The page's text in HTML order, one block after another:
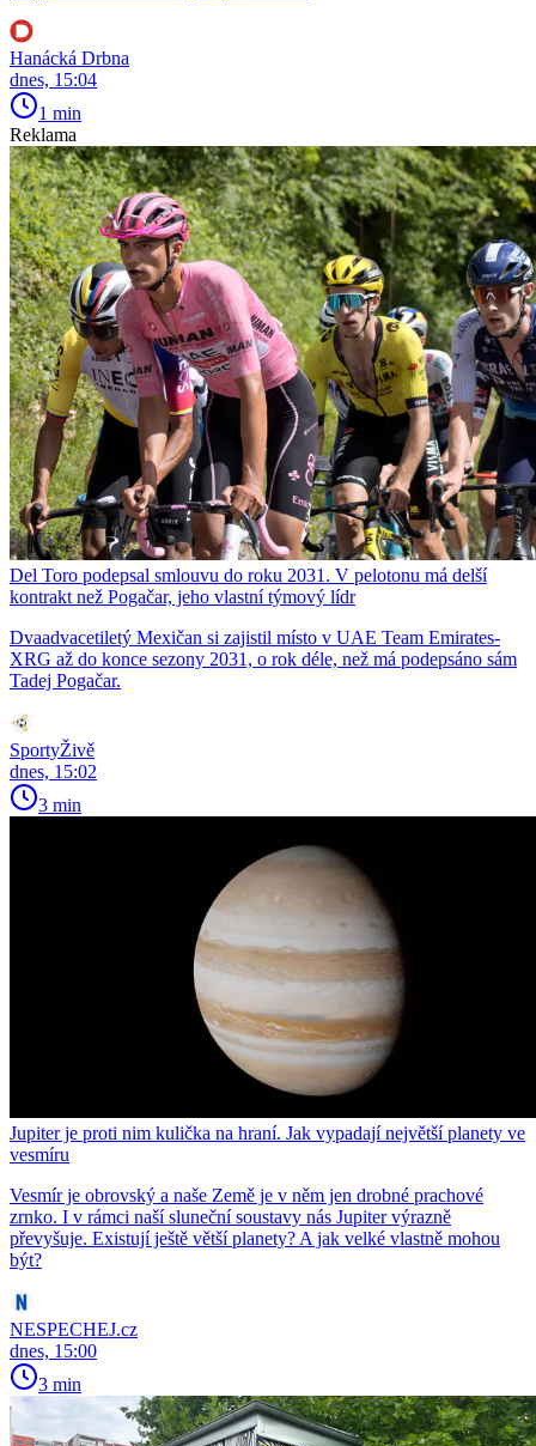
Hanácká Drbna
dnes, 15:04
1 min
Reklama
Del Toro podepsal smlouvu do roku 2031. V pelotonu má delší
kontrakt než Pogačar, jeho vlastní týmový lídr
Dvaadvacetiletý Mexičan si zajistil místo v UAE Team Emirates-
XRG až do konce sezony 2031, o rok déle, než má podepsáno sám
Tadej Pogačar.
SportyŽivě
dnes, 15:02
3 min
Jupiter je proti nim kulička na hraní. Jak vypadají největší planety ve
vesmíru
Vesmír je obrovský a naše Země je v něm jen drobné prachové
zrnko. I v rámci naší sluneční soustavy nás Jupiter výrazně
převyšuje. Existují ještě větší planety? A jak velké vlastně mohou
být?
NESPECHEJ.cz
dnes, 15:00
3 min